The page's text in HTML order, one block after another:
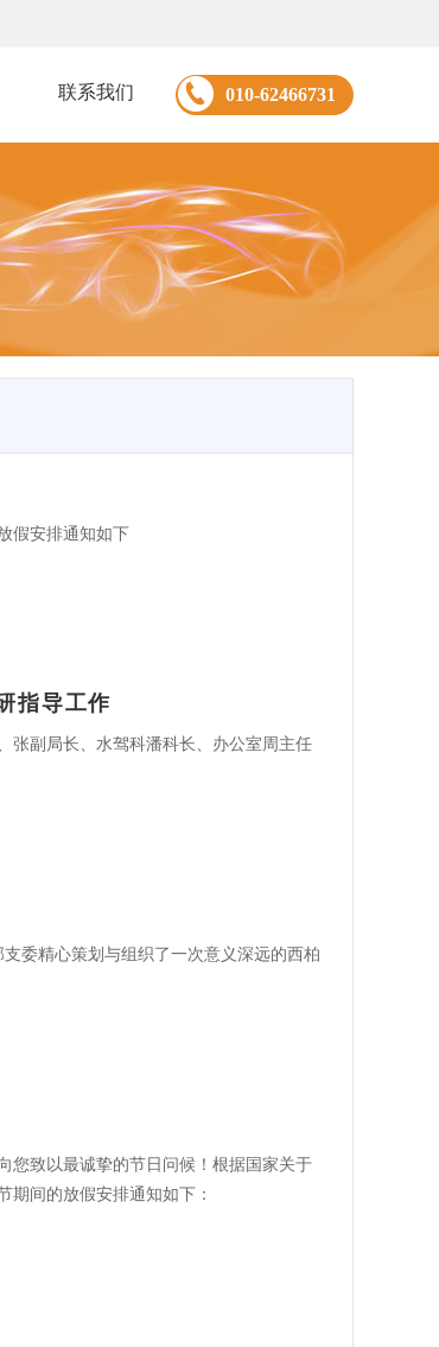
联系我们 010-62466731
假安排通知如下
指导工作
张副局长、水驾科潘科长、办公室周主任
委精心策划与组织了一次意义深远的西柏
您致以最诚挚的节日问候！根据国家关于
期间的放假安排通知如下：